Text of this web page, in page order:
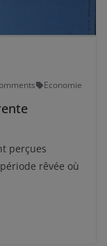
Economie
perçues
rêvée où